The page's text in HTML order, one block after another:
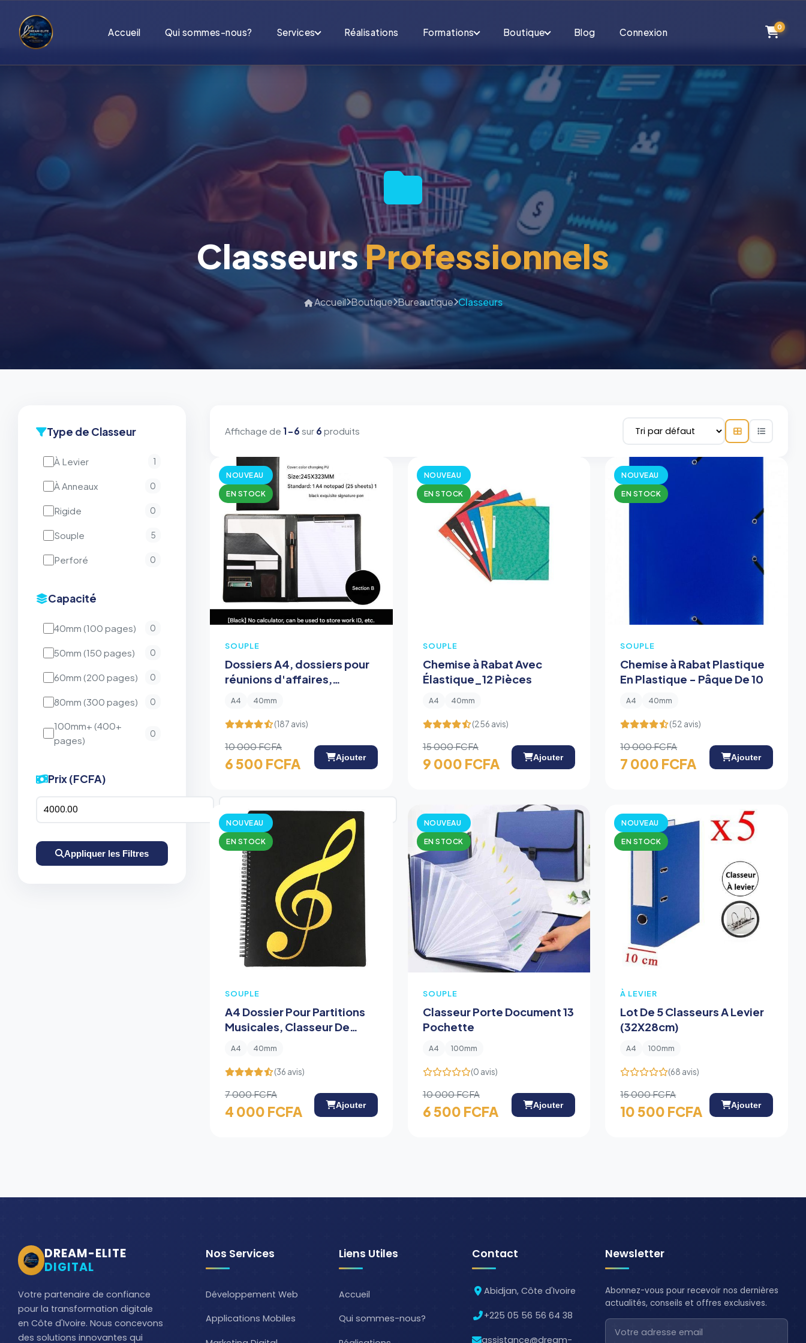
Accueil Qui sommes-nous? Services Réalisations Formations Boutique Blog Connexion 0
ClasseursProfessionnels
Accueil Boutique Bureautique Classeurs
Type de Classeur
À Levier 1
À Anneaux 0
Rigide 0
Souple 5
Perforé 0
Capacité
40mm (100 pages) 0
50mm (150 pages) 0
60mm (200 pages) 0
80mm (300 pages) 0
100mm+ (400+
pages)
0
Prix (FCFA)
Appliquer les Filtres
Affichage de 1-6 sur 6 produits
NOUVEAU
EN STOCK
SOUPLE
Dossiers A4, dossiers pour
réunions d'affaires,
A4 40mm
(187 avis)
10 000 FCFA
6 500 FCFA Ajouter
NOUVEAU
EN STOCK
SOUPLE
Chemise à Rabat Avec
Élastique_12 Pièces
A4 40mm
(256 avis)
15 000 FCFA
9 000 FCFA Ajouter
NOUVEAU
EN STOCK
SOUPLE
Chemise à Rabat Plastique
En Plastique - Pâque De 10
A4 40mm
(52 avis)
10 000 FCFA
7 000 FCFA Ajouter
NOUVEAU
EN STOCK
SOUPLE
A4 Dossier Pour Partitions
Musicales, Classeur De
A4 40mm
(36 avis)
7 000 FCFA
4 000 FCFA Ajouter
NOUVEAU
EN STOCK
SOUPLE
Classeur Porte Document 13
Pochette
A4 100mm
(0 avis)
10 000 FCFA
6 500 FCFA Ajouter
NOUVEAU
EN STOCK
À LEVIER
Lot De 5 Classeurs A Levier
(32X28cm)
A4 100mm
(68 avis)
15 000 FCFA
10 500 FCFA Ajouter
DREAM-ELITE
DIGITAL
Votre partenaire de confiance
pour la transformation digitale
en Côte d'Ivoire. Nous concevons
des solutions innovantes qui
Nos Services
Développement Web
Applications Mobiles
Liens Utiles
Accueil
Qui sommes-nous?
Contact
Abidjan, Côte d'Ivoire
+225 05 56 56 64 38
assistance@dream-
Newsletter
Abonnez-vous pour recevoir nos dernières
actualités, conseils et offres exclusives.